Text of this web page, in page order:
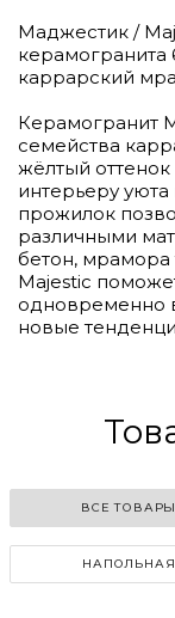
Маджестик /
керамогранита
каррарский
Керамогранит
семейства
жёлтый
интерьеру
прожилок
различными
бетон,
Majestic
одновременно
новые
ВСЕ ТОВАРЫ
НАПОЛЬНАЯ